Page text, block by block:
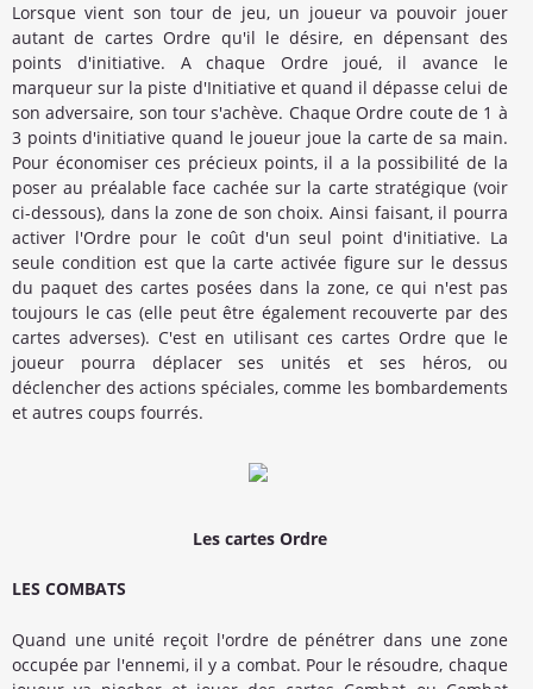
Lorsque vient son tour de jeu, un joueur va pouvoir jouer
autant de cartes Ordre qu'il le désire, en dépensant des
points d'initiative. A chaque Ordre joué, il avance le
marqueur sur la piste d'Initiative et quand il dépasse celui de
son adversaire, son tour s'achève. Chaque Ordre coute de 1 à
3 points d'initiative quand le joueur joue la carte de sa main.
Pour économiser ces précieux points, il a la possibilité de la
poser au préalable face cachée sur la carte stratégique (voir
ci-dessous), dans la zone de son choix. Ainsi faisant, il pourra
activer l'Ordre pour le coût d'un seul point d'initiative. La
seule condition est que la carte activée figure sur le dessus
du paquet des cartes posées dans la zone, ce qui n'est pas
toujours le cas (elle peut être également recouverte par des
cartes adverses). C'est en utilisant ces cartes Ordre que le
joueur pourra déplacer ses unités et ses héros, ou
déclencher des actions spéciales, comme les bombardements
et autres coups fourrés.
Les cartes Ordre
LES COMBATS
Quand une unité reçoit l'ordre de pénétrer dans une zone
occupée par l'ennemi, il y a combat. Pour le résoudre, chaque